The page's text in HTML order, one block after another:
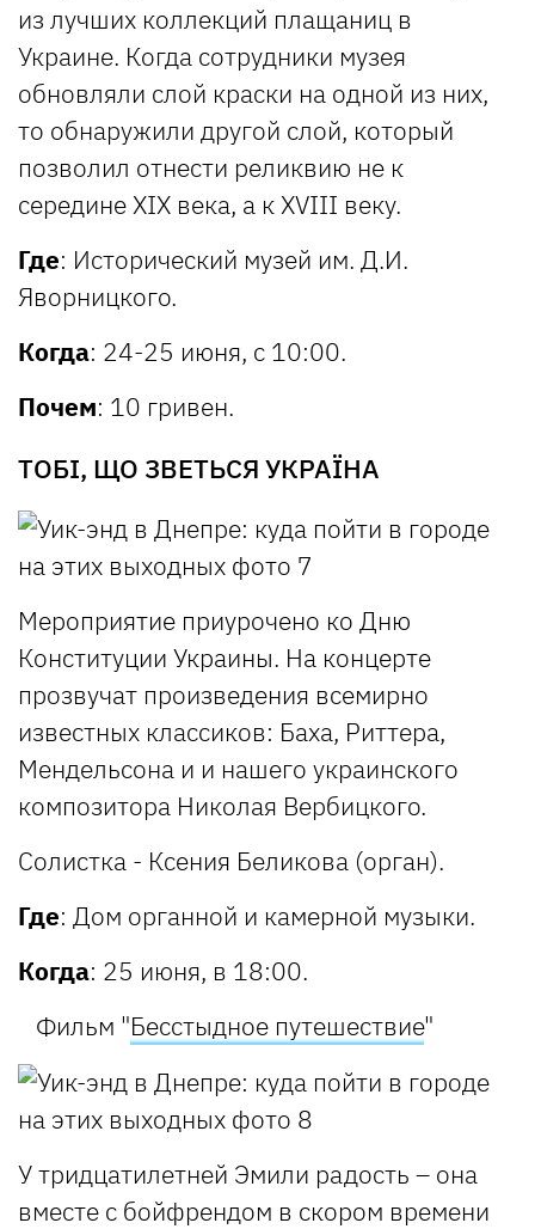
из лучших коллекций плащаниц в
Украине. Когда сотрудники музея
обновляли слой краски на одной из них,
то обнаружили другой слой, который
позволил отнести реликвию не к
середине ХІХ века, а к XVIII веку.
Где: Исторический музей им. Д.И.
Яворницкого.
Когда: 24-25 июня, с 10:00.
Почем: 10 гривен.
ТОБІ, ЩО ЗВЕТЬСЯ УКРАЇНА
Мероприятие приурочено ко Дню
Конституции Украины. На концерте
прозвучат произведения всемирно
известных классиков: Баха, Риттера,
Мендельсона и и нашего украинского
композитора Николая Вербицкого.
Солистка - Ксения Беликова (орган).
Где: Дом органной и камерной музыки.
Когда: 25 июня, в 18:00.
Фильм "Бесстыдное путешествие"
У тридцатилетней Эмили радость – она
вместе с бойфрендом в скором времени